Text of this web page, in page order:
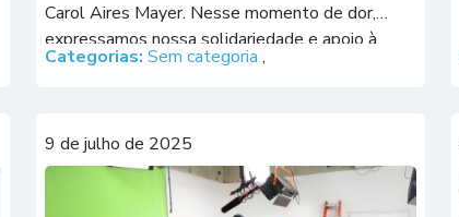
Carol Aires Mayer. Nesse momento de dor,
expressamos nossa solidariedade e apoio à
colega e a seus familiares, desejando força e
Categorias: Sem categoria ,
9 de julho de 2025